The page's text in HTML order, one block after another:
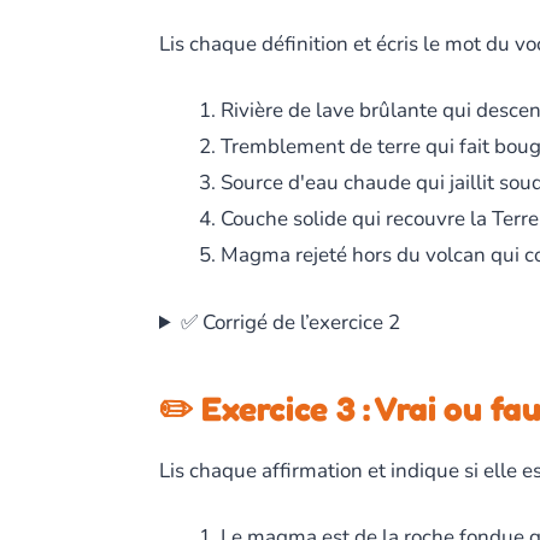
Lis chaque définition et écris le mot du
Rivière de lave brûlante qui
Tremblement de terre qui fait
Source d'eau chaude qui jaillit
Couche solide qui recouvre la
Magma rejeté hors du volcan qui
✅ Corrigé de l’exercice 2
✏️ Exercice 3 : Vrai ou
Lis chaque affirmation et indique si elle